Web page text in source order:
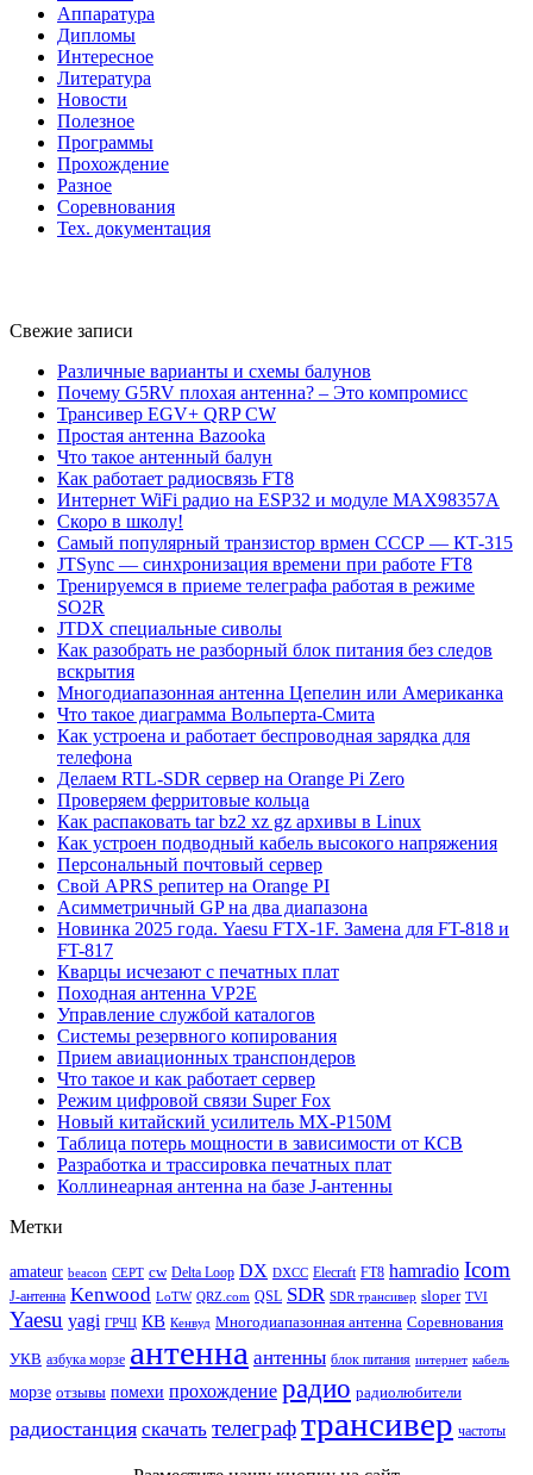
Аппаратура
Дипломы
Интересное
Литература
Новости
Полезное
Программы
Прохождение
Разное
Соревнования
Тех. документация
Свежие записи
Различные варианты и схемы балунов
Почему G5RV плохая антенна? – Это компромисс
Трансивер EGV+ QRP CW
Простая антенна Bazooka
Что такое антенный балун
Как работает радиосвязь FT8
Интернет WiFi радио на ESP32 и модуле MAX98357A
Скоро в школу!
Самый популярный транзистор врмен СССР — КТ-315
JTSync — синхронизация времени при работе FT8
Тренируемся в приеме телеграфа работая в режиме
SO2R
JTDX специальные сиволы
Как разобрать не разборный блок питания без следов
вскрытия
Многодиапазонная антенна Цепелин или Американка
Что такое диаграмма Вольперта-Смита
Как устроена и работает беспроводная зарядка для
телефона
Делаем RTL-SDR сервер на Orange Pi Zero
Проверяем ферритовые кольца
Как распаковать tar bz2 xz gz архивы в Linux
Как устроен подводный кабель высокого напряжения
Персональный почтовый сервер
Свой APRS репитер на Orange PI
Асимметричный GP на два диапазона
Новинка 2025 года. Yaesu FTX-1F. Замена для FT-818 и
FT-817
Кварцы исчезают с печатных плат
Походная антенна VP2E
Управление службой каталогов
Системы резервного копирования
Прием авиационных транспондеров
Что такое и как работает сервер
Режим цифровой связи Super Fox
Новый китайский усилитель MX-P150M
Таблица потерь мощности в зависимости от КСВ
Разработка и трассировка печатных плат
Коллинеарная антенна на базе J-антенны
Метки
amateur beacon CEPT cw Delta Loop DX DXCC Elecraft FT8 hamradio Icom
J-антенна Kenwood LoTW QRZ.com QSL SDR SDR трансивер sloper TVI
Yaesu yagi ГРЧЦ КВ Кенвуд Многодиапазонная антенна Соревнования
УКВ азбука морзе антенна антенны блок питания интернет кабель
морзе отзывы помехи прохождение радио радиолюбители
радиостанция скачать телеграфтрансивер частоты